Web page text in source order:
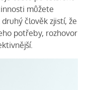
můžete
člověk zjistí, že
potřeby, rozhovor